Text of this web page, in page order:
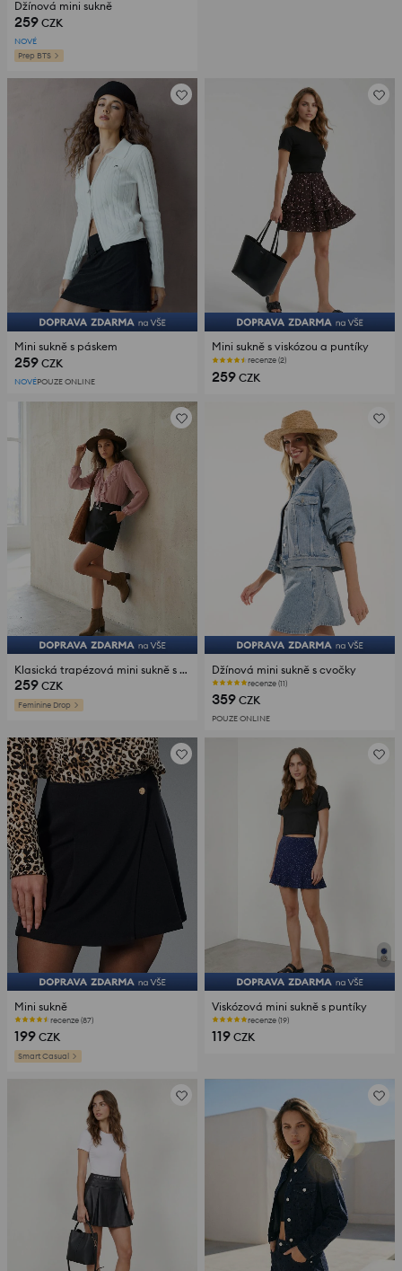
Džínová mini sukně
259 CZK
NOVÉ
Prep BTS
Mini sukně s páskem
259 CZK
NOVÉPOUZE ONLINE
Mini sukně s viskózou a puntíky
recenze (2)
259 CZK
Klasická trapézová mini sukně s dekorativní sponou
259 CZK
Feminine Drop
Džínová mini sukně s cvočky
recenze (11)
359 CZK
POUZE ONLINE
Mini sukně
recenze (87)
199 CZK
Smart Casual
Viskózová mini sukně s puntíky
recenze (19)
119 CZK